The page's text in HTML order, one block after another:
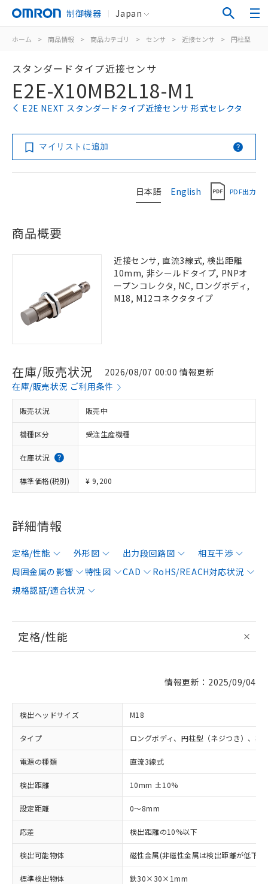
制御機器 Japan
ホーム > 商品情報 > 商品カテゴリ > センサ > 近接センサ > 円柱型
スタンダードタイプ近接センサ
E2E-X10MB2L18-M1
E2E NEXT スタンダードタイプ近接センサ 形式セレクタ
マイリストに追加
日本語 English PDF出力
商品概要
近接センサ, 直流3線式, 検出距離
10mm, 非シールドタイプ, PNPオ
ープンコレクタ, NC, ロングボディ,
M18, M12コネクタタイプ
在庫/販売状況
2026/08/07 00:00 情報更新
在庫/販売状況 ご利用条件
販売状況 販売中
機種区分 受注生産機種
在庫状況
標準価格(税別) ¥ 9,200
詳細情報
定格/性能 外形図 出力段回路図
相互干渉
周囲金属の影響
特性図 CAD
RoHS/REACH対応状況
規格認証/適合状況
定格/性能
情報更新：2025/09/04
検出ヘッドサイズ M18
タイプ ロングボディ、円柱型（ネジつき）、非
電源の種類 直流3線式
検出距離 10mm ±10%
設定距離 0～8mm
応差 検出距離の10%以下
検出可能物体 磁性金属(非磁性金属は検出距離が低下し
標準検出物体 鉄30×30×1mm